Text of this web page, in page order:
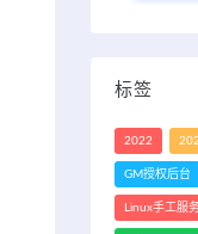
标签
2022
GM授权后台
Linux手工服